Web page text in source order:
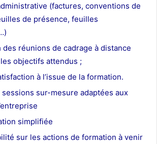
(factures, conventions de
de présence, feuilles
des réunions de cadrage à distance
objectifs attendus ;
à l’issue de la formation.
sessions sur-mesure adaptées aux
simplifiée
sur les actions de formation à venir